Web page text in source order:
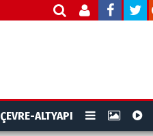
ÇEVRE-ALTYAPI